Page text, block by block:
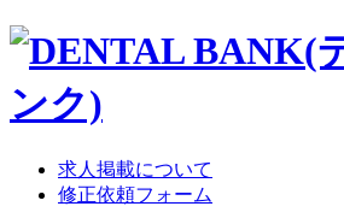
求人掲載について
修正依頼フォーム